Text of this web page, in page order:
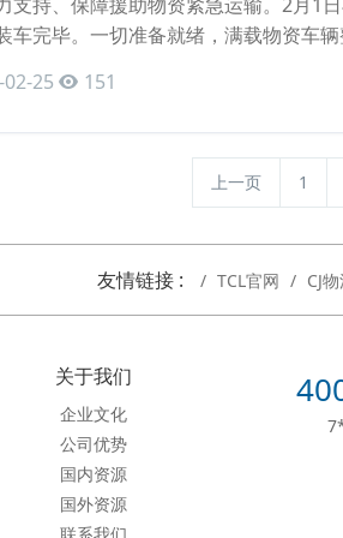
车完毕。一切准备就绪，满载物资车
25
151
上一页 1
友情链接 : TCL官网 CJ
关于我们
企业文化
公司优势
国内资源
国外资源